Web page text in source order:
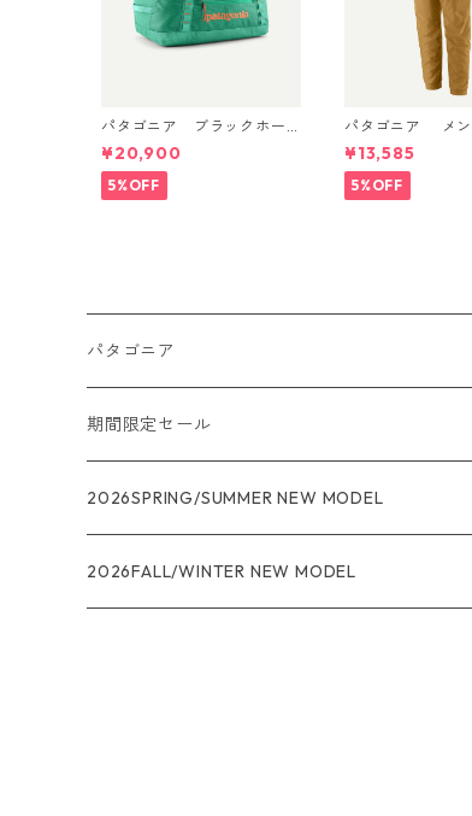
パタゴニア ブラックホー
ル・ダッフル 40L Aqua St
one 49339 日本正規品
¥20,900
5%OFF
パタゴニア メン
ボンヌ・ジョガ
ー Bobcat Brown) Patagon
ia Men's
Joggers 日本正
¥13,585
5%OFF
パタゴニア
メンズ
R1
R1エア
ウィメンズ
R1
ジャケット・アウター
期間限定セール
★★★
レインウェアー
2026SPRING/SUMMER NEW MODEL
2026FALL/WINTER NEW MODEL